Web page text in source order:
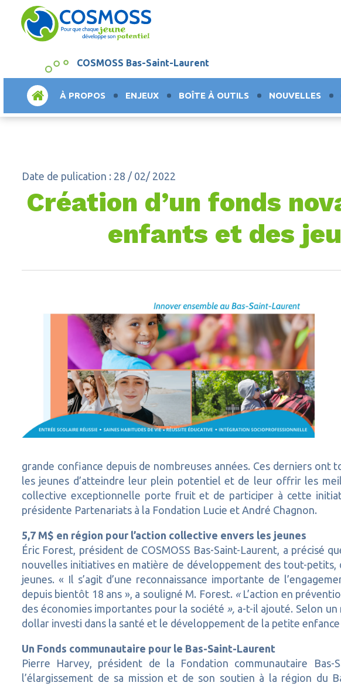
COSMOSS Bas-Saint-Laurent
ACCUEILÀ PROPOS ENJEUX BOÎTE À OUTILS NOUVELLES
Date de pulication : 28 / 02/ 2022
Création d’un fonds
enfants et des
grande confiance depuis de nombreuses années. Ces derniers
les jeunes d’atteindre leur plein potentiel et de leur offrir les
collective exceptionnelle porte fruit et de participer à cette
présidente Partenariats à la Fondation Lucie et André Chagnon.
5,7 M$ en région pour l’action collective envers les jeunes
Éric Forest, président de COSMOSS Bas-Saint-Laurent, a
nouvelles initiatives en matière de développement des tout-
jeunes. « Il s’agit d’une reconnaissance importante de
depuis bientôt 18 ans », a souligné M. Forest. « L’action en
des économies importantes pour la société », a-t-il ajouté. Selon un
dollar investi dans la santé et le développement de la petite
Un Fonds communautaire pour le Bas-Saint-Laurent
Pierre Harvey, président de la Fondation communautaire Bas-
l’élargissement de sa mission et de son soutien à la région du